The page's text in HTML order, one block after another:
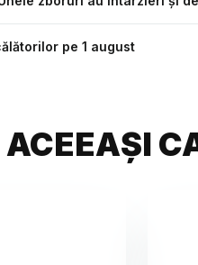
pe 1 august